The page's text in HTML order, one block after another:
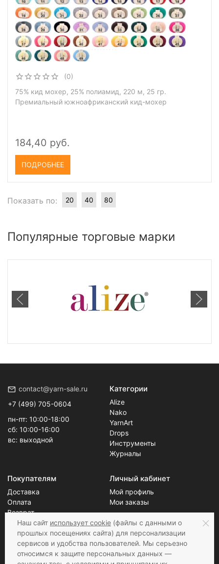
(0)
75% кид мохер, 25% полиамид, 220 м, 25 гр.
Премиальный южноафриканский кид-мохер
184,40 руб.
ПОДРОБНЕЕ
Показать по: 20 40 80
Популярные торговые марки
contact@yarn-sale.ru
+7 (499) 705-0604
пн-пт: 10:00-18:00
сб: 10:00-16:00
вс: выходной
Категории
Alize
Nako
YarnArt
Drops
Инструменты
Журналы
Покупателям
Доставка
Оплата
Возврат
О нас
Скидки
Контакты
Личный кабинет
Мой профиль
Мои заказы
Блог
Новости
Статьи
Наш сайт использует cookie (файлы с данными о
прошлых посещениях сайта) для персонализации
сервисов и удобства пользователей. Мы серьезно
относимся к защите персональных данных —